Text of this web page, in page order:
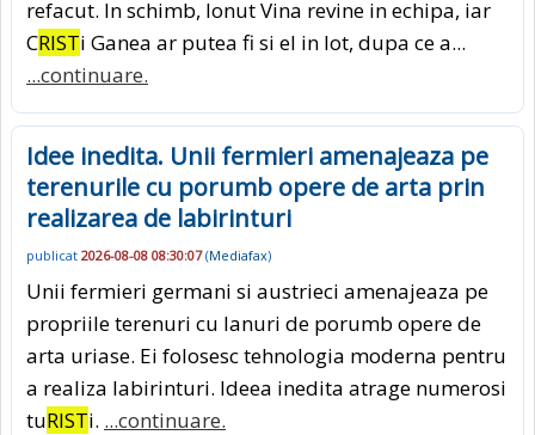
refacut. In schimb, Ionut Vina revine in echipa, iar
CRISTi Ganea ar putea fi si el in lot, dupa ce a...
...continuare.
Idee inedita. Unii fermieri amenajeaza pe
terenurile cu porumb opere de arta prin
realizarea de labirinturi
publicat 2026-08-08 08:30:07(Mediafax)
Unii fermieri germani si austrieci amenajeaza pe
propriile terenuri cu lanuri de porumb opere de
arta uriase. Ei folosesc tehnologia moderna pentru
a realiza labirinturi. Ideea inedita atrage numerosi
tuRISTi. ...continuare.